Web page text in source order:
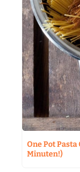
One Pot
Minuten!)